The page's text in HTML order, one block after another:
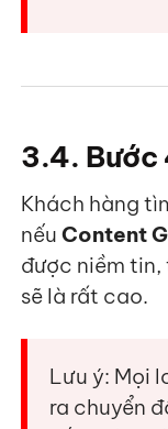
3.4. Bước
Khách hàng
nếuContent
được niềm
sẽ là rất cao.
Lưu ý: Mọi
ra chuyển